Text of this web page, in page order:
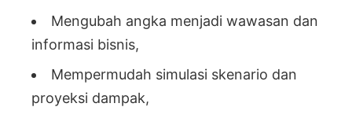
Mengubah angka menjadi wawasan dan
informasi bisnis,
Mempermudah simulasi skenario dan
proyeksi dampak,